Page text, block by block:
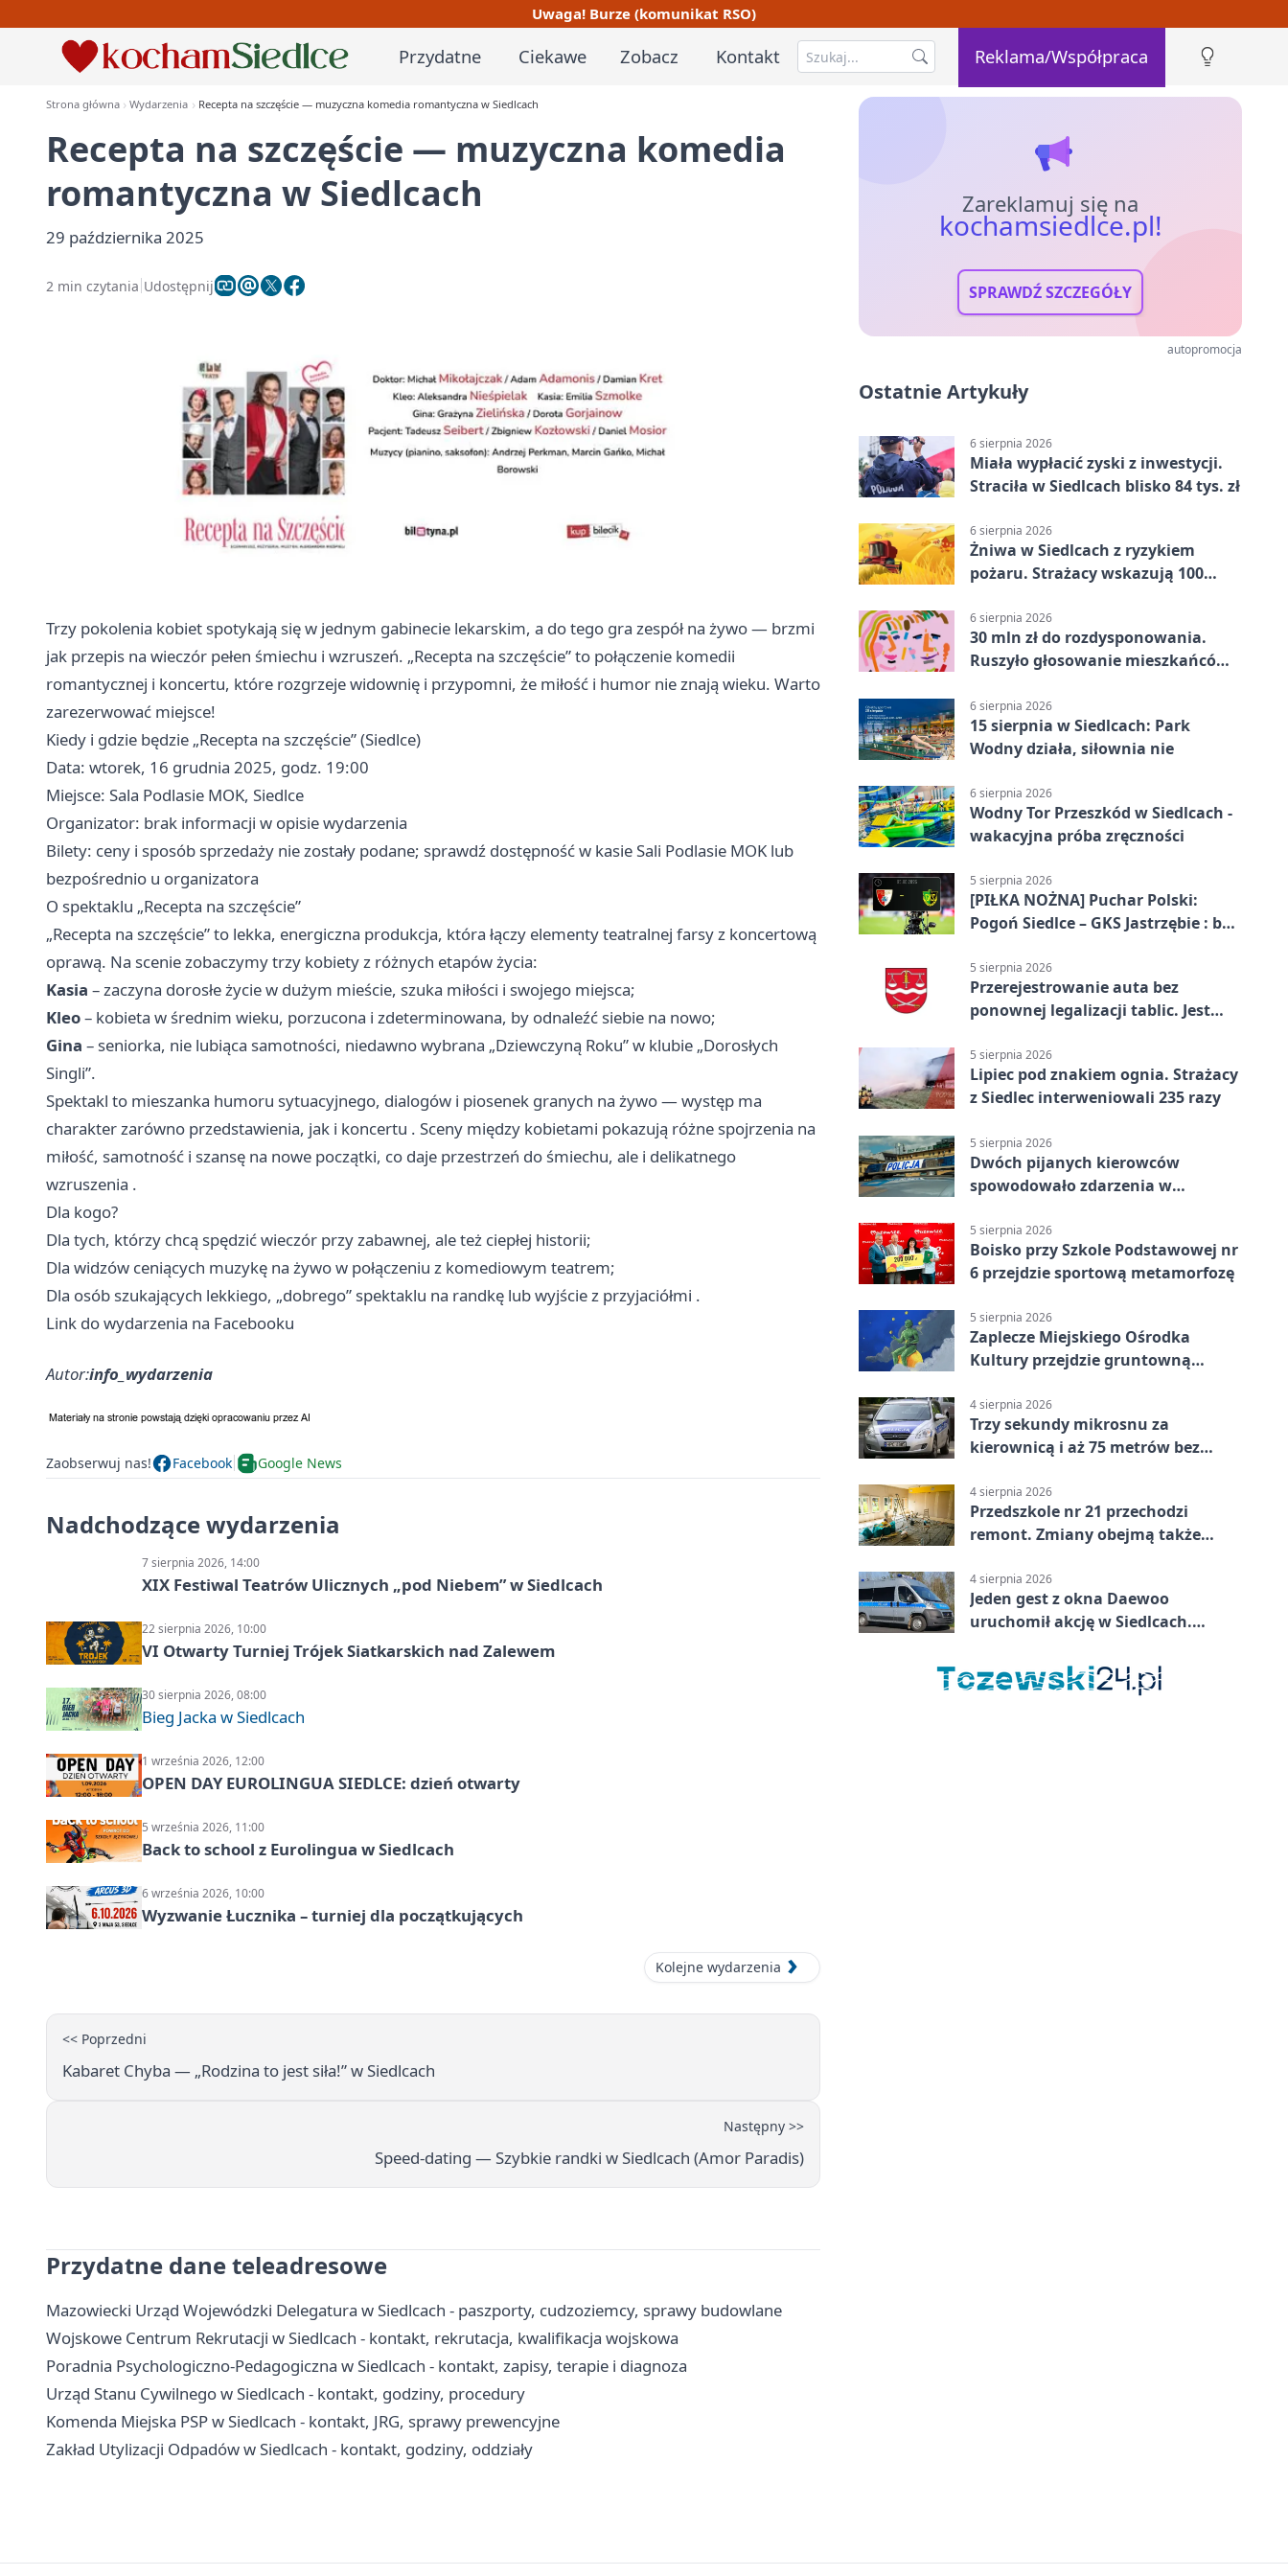
Uwaga! Burze (komunikat RSO)
Przydatne Ciekawe Zobacz Kontakt Reklama/Współpraca
Strona główna Wydarzenia Recepta na szczęście — muzyczna komedia romantyczna w Siedlcach
Recepta na szczęście — muzyczna komedia
romantyczna w Siedlcach
29 października 2025
2 min czytania Udostępnij
Trzy pokolenia kobiet spotykają się w jednym gabinecie lekarskim, a do tego gra zespół na żywo — brzmi
jak przepis na wieczór pełen śmiechu i wzruszeń. „Recepta na szczęście” to połączenie komedii
romantycznej i koncertu, które rozgrzeje widownię i przypomni, że miłość i humor nie znają wieku. Warto
zarezerwować miejsce!
Kiedy i gdzie będzie „Recepta na szczęście” (Siedlce)
Data: wtorek, 16 grudnia 2025, godz. 19:00
Miejsce: Sala Podlasie MOK, Siedlce
Organizator: brak informacji w opisie wydarzenia
Bilety: ceny i sposób sprzedaży nie zostały podane; sprawdź dostępność w kasie Sali Podlasie MOK lub
bezpośrednio u organizatora
O spektaklu „Recepta na szczęście”
„Recepta na szczęście” to lekka, energiczna produkcja, która łączy elementy teatralnej farsy z koncertową
oprawą. Na scenie zobaczymy trzy kobiety z różnych etapów życia:
Kasia – zaczyna dorosłe życie w dużym mieście, szuka miłości i swojego miejsca;
Kleo– kobieta w średnim wieku, porzucona i zdeterminowana, by odnaleźć siebie na nowo;
Gina – seniorka, nie lubiąca samotności, niedawno wybrana „Dziewczyną Roku” w klubie „Dorosłych
Singli”.
Spektakl to mieszanka humoru sytuacyjnego, dialogów i piosenek granych na żywo — występ ma
charakter zarówno przedstawienia, jak i koncertu . Sceny między kobietami pokazują różne spojrzenia na
miłość, samotność i szansę na nowe początki, co daje przestrzeń do śmiechu, ale i delikatnego
wzruszenia .
Dla kogo?
Dla tych, którzy chcą spędzić wieczór przy zabawnej, ale też ciepłej historii;
Dla widzów ceniących muzykę na żywo w połączeniu z komediowym teatrem;
Dla osób szukających lekkiego, „dobrego” spektaklu na randkę lub wyjście z przyjaciółmi .
Link do wydarzenia na Facebooku
Autor:info_wydarzenia
Zaobserwuj nas! Facebook Google News
Nadchodzące wydarzenia
7 sierpnia 2026, 14:00
XIX Festiwal Teatrów Ulicznych „pod Niebem” w Siedlcach
22 sierpnia 2026, 10:00
VI Otwarty Turniej Trójek Siatkarskich nad Zalewem
30 sierpnia 2026, 08:00
Bieg Jacka w Siedlcach
1 września 2026, 12:00
OPEN DAY EUROLINGUA SIEDLCE: dzień otwarty
5 września 2026, 11:00
Back to school z Eurolingua w Siedlcach
6 września 2026, 10:00
Wyzwanie Łucznika – turniej dla początkujących
Kolejne wydarzenia
<< Poprzedni
Kabaret Chyba — „Rodzina to jest siła!” w Siedlcach
Następny >>
Speed-dating — Szybkie randki w Siedlcach (Amor Paradis)
Przydatne dane teleadresowe
Mazowiecki Urząd Wojewódzki Delegatura w Siedlcach - paszporty, cudzoziemcy, sprawy budowlane
Wojskowe Centrum Rekrutacji w Siedlcach - kontakt, rekrutacja, kwalifikacja wojskowa
Poradnia Psychologiczno-Pedagogiczna w Siedlcach - kontakt, zapisy, terapie i diagnoza
Urząd Stanu Cywilnego w Siedlcach - kontakt, godziny, procedury
Komenda Miejska PSP w Siedlcach - kontakt, JRG, sprawy prewencyjne
Zakład Utylizacji Odpadów w Siedlcach - kontakt, godziny, oddziały
Zareklamuj się na
kochamsiedlce.pl!
SPRAWDŹ SZCZEGÓŁY
autopromocja
Ostatnie Artykuły
6 sierpnia 2026
Miała wypłacić zyski z inwestycji.
Straciła w Siedlcach blisko 84 tys. zł
6 sierpnia 2026
Żniwa w Siedlcach z ryzykiem
pożaru. Strażacy wskazują 100
6 sierpnia 2026
30 mln zł do rozdysponowania.
Ruszyło głosowanie mieszkańców
6 sierpnia 2026
15 sierpnia w Siedlcach: Park
Wodny działa, siłownia nie
6 sierpnia 2026
Wodny Tor Przeszkód w Siedlcach -
wakacyjna próba zręczności
5 sierpnia 2026
[PIŁKA NOŻNA] Puchar Polski:
Pogoń Siedlce – GKS Jastrzębie : bez
5 sierpnia 2026
Przerejestrowanie auta bez
ponownej legalizacji tablic. Jest
5 sierpnia 2026
Lipiec pod znakiem ognia. Strażacy
z Siedlec interweniowali 235 razy
5 sierpnia 2026
Dwóch pijanych kierowców
spowodowało zdarzenia w
5 sierpnia 2026
Boisko przy Szkole Podstawowej nr
6 przejdzie sportową metamorfozę
5 sierpnia 2026
Zaplecze Miejskiego Ośrodka
Kultury przejdzie gruntowną
4 sierpnia 2026
Trzy sekundy mikrosnu za
kierownicą i aż 75 metrów bez
4 sierpnia 2026
Przedszkole nr 21 przechodzi
remont. Zmiany obejmą także
4 sierpnia 2026
Jeden gest z okna Daewoo
uruchomił akcję w Siedlcach.